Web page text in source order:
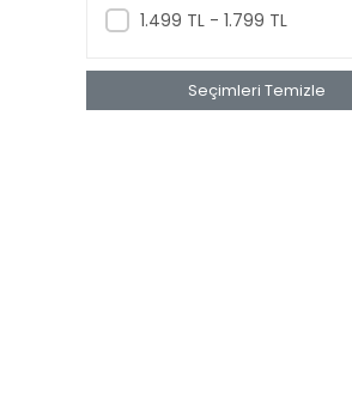
Hattrick
Hobbiez World
1.499 TL - 1.799 TL
Seçimleri Temizle